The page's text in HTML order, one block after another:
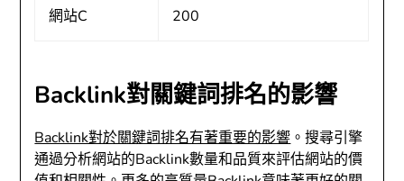
網站C 200
Backlink對關鍵詞排名的影響
Backlink對於關鍵詞排名有著重要的影響。搜尋引擎
通過分析網站的Backlink數量和品質來評估網站的價